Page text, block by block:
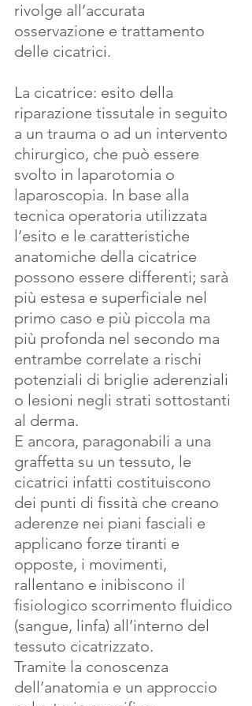
rivolge all’accurata
osservazione e trattamento
delle cicatrici.
La cicatrice: esito della
riparazione tissutale in seguito
a un trauma o ad un intervento
chirurgico, che può essere
svolto in laparotomia o
laparoscopia. In base alla
tecnica operatoria utilizzata
l’esito e le caratteristiche
anatomiche della cicatrice
possono essere differenti; sarà
più estesa e superficiale nel
primo caso e più piccola ma
più profonda nel secondo ma
entrambe correlate a rischi
potenziali di briglie aderenziali
o lesioni negli strati sottostanti
al derma.
E ancora, paragonabili a una
graffetta su un tessuto, le
cicatrici infatti costituiscono
dei punti di fissità che creano
aderenze nei piani fasciali e
applicano forze tiranti e
opposte, i movimenti,
rallentano e inibiscono il
fisiologico scorrimento fluidico
(sangue, linfa) all’interno del
tessuto cicatrizzato.
Tramite la conoscenza
dell’anatomia e un approccio